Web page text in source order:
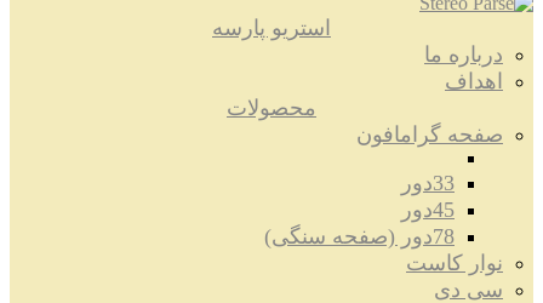
استریو پارسه
درباره ما
اهداف
محصولات
صفحه گرامافون
33دور
45دور
78دور (صفحه سنگی)
نوار کاست
سی دی